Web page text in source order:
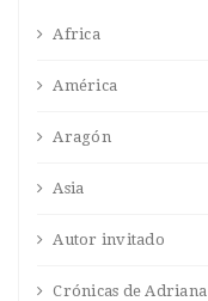
Africa
América
Aragón
Asia
Autor invitado
Crónicas de Adriana